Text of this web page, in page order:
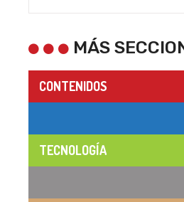
MÁS
CONTENIDOS
TECNOLOGÍA